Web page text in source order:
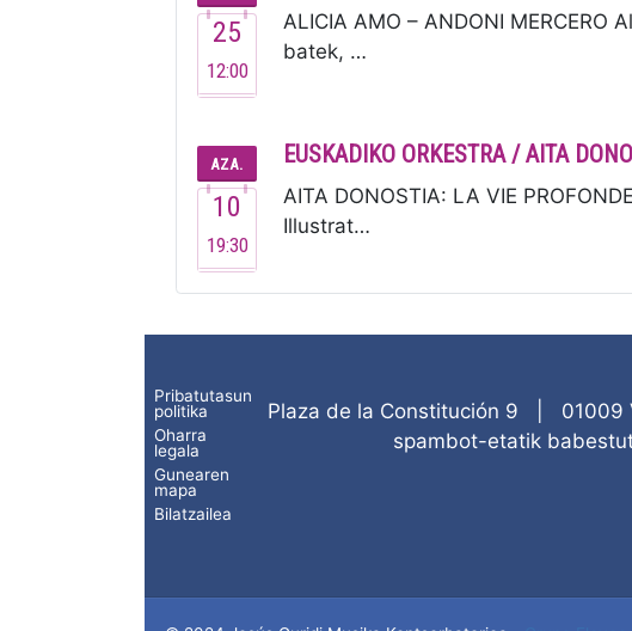
25
12:00
ALICIA AMO – ANDONI
batek, …
AZA.
10
19:30
EUSKADIKO ORKESTRA / AITA
AITA DONOSTIA: LA VIE
Illustrat…
Pribatutasun
politika
Oharra
legala
Gunearen
mapa
Bilatzailea
Plaza de la Constitución 9 01009
spambot-etatik